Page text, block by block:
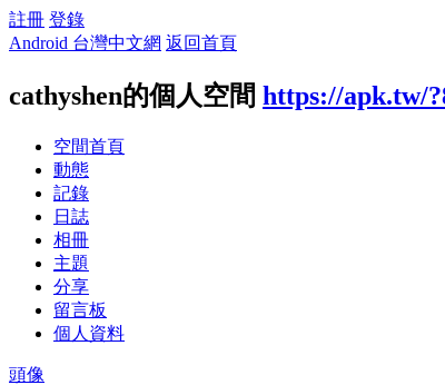
註冊 登錄
Android 台灣中文網 返回首頁
cathyshen的個人空間 https://apk.tw/
空間首頁
動態
記錄
日誌
相冊
主題
分享
留言板
個人資料
頭像